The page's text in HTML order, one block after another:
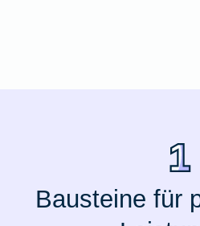
Zur Produktübersicht
Bausteine für